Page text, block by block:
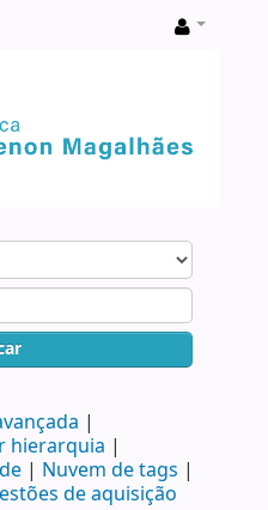
hierarquia
Nuvem de tags
de aquisição